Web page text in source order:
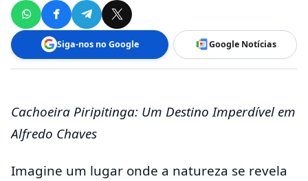
Siga-nos no Google Google Notícias
Cachoeira Piripitinga: Um Destino Imperdível em
Alfredo Chaves
Imagine um lugar onde a natureza se revela